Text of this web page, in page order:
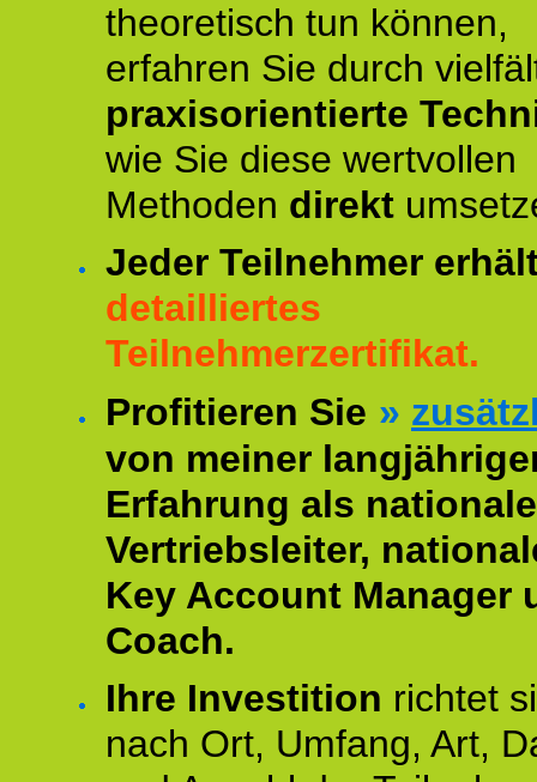
theoretisch tun können,
erfahren Sie durch
praxisorientierte
wie Sie diese wertvollen
Methoden direkt
Jeder Teilnehmer
detailliertes
Teilnehmerzertifikat.
Profitieren Sie »
von meiner
Erfahrung als
Vertriebsleiter,
Key Account Manager
Coach.
Ihre Investition richtet
nach Ort, Umfang, Art,